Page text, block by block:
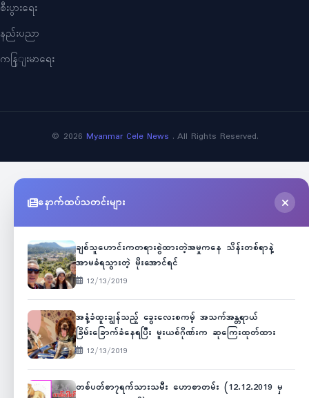
စီးပွားရေး
နည်းပညာ
ကနြျးမာရေး
© 2026 Myanmar Cele News . All Rights Reserved.
နောက်ထပ်သတင်းများ
ချစ်သူဟောင်းကတရားစွဲထားတဲ့အမှုကနေ သိန်းတစ်ရာနဲ့
အာမခံရသွားတဲ့ မိုးအောင်ရင်
12/13/2019
အနံ့ခံထူးချွန်သည့် ခွေးလေးစကမ့် အသက်အန္တရာယ်
ခြိမ်းခြောက်ခံနေရပြီး မူးယစ်ဂိုဏ်းက ဆုကြေးထုတ်ထား
12/13/2019
တစ်ပတ်စာ၇ရက်သားသမီး ဟောစာတမ်း (12.12.2019 မှ